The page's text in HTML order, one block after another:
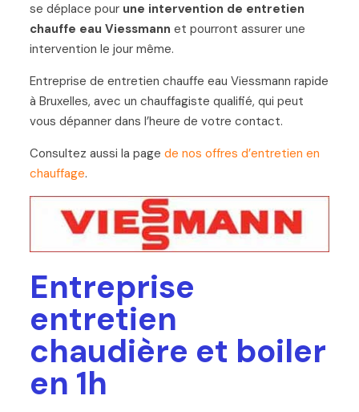
se déplace pour une intervention de entretien
chauffe eau Viessmann et pourront assurer une
intervention le jour même.
Entreprise de entretien chauffe eau Viessmann rapide
à Bruxelles, avec un chauffagiste qualifié, qui peut
vous dépanner dans l’heure de votre contact.
Consultez aussi la page de nos offres d’entretien en
chauffage.
Entreprise
entretien
chaudière et boiler
en 1h